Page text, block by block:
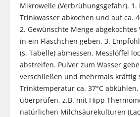
Mikrowelle (Verbrühungsgefahr). 1.
Trinkwasser abkochen und auf ca.
2. Gewünschte Menge abgekochtes
in ein Fläschchen geben. 3.
(s. Tabelle) abmessen. Messlöffel
abstreifen. Pulver zum Wasser
verschließen und mehrmals kräftig
Trinktemperatur ca. 37°C
überprüfen, z.B. mit Hipp
natürlichen Milchsäurekulturen